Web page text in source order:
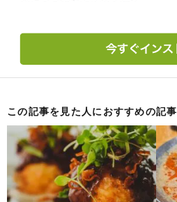
この記事を見た人におすすめの記事